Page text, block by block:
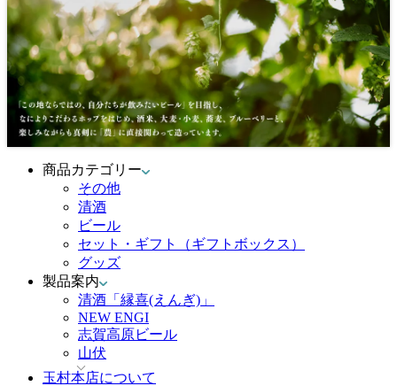
商品カテゴリー
その他
清酒
ビール
セット・ギフト（ギフトボックス）
グッズ
製品案内
清酒「縁喜(えんぎ)」
NEW ENGI
志賀高原ビール
山伏
玉村本店について